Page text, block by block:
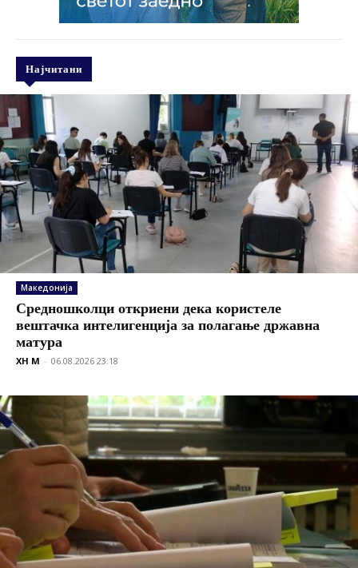
Најчитани
Македонија
Средношколци откриени дека користеле
вештачка интелигенција за полагање државна
матура
XH M - 06.08.2026 23:18